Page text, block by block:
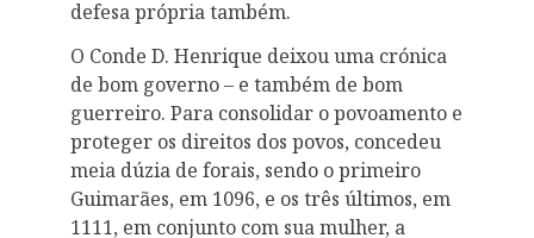
defesa própria também.
O Conde D. Henrique deixou uma crónica
de bom governo – e também de bom
guerreiro. Para consolidar o povoamento e
proteger os direitos dos povos, concedeu
meia dúzia de forais, sendo o primeiro
Guimarães, em 1096, e os três últimos, em
1111, em conjunto com sua mulher, a